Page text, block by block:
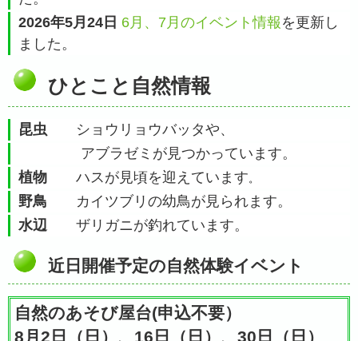
2026年5月24日 6月、7月のイベント情報 を更新し
ました。
ひとこと自然情報
昆虫 ショウリョウバッタや、
アブラゼミが見つかっています。
植物 ハスが見頃を迎えています。
野鳥 カイツブリの幼鳥が見られます。
水辺 ザリガニが釣れています。
近日開催予定の自然体験イベント
自然のあそび屋台(申込不要）
8月2日（日）、16日（日）、30日（日）